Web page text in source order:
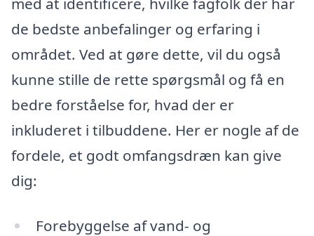
de bedste anbefalinger og erfaring i
området. Ved at gøre dette, vil du også
kunne stille de rette spørgsmål og få en
bedre forståelse for, hvad der er
inkluderet i tilbuddene. Her er nogle af de
fordele, et godt omfangsdræn kan give
dig:
Forebyggelse af vand- og